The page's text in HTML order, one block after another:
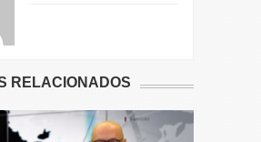
RELACIONADOS